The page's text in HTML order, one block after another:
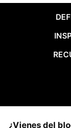
¿Vienes del